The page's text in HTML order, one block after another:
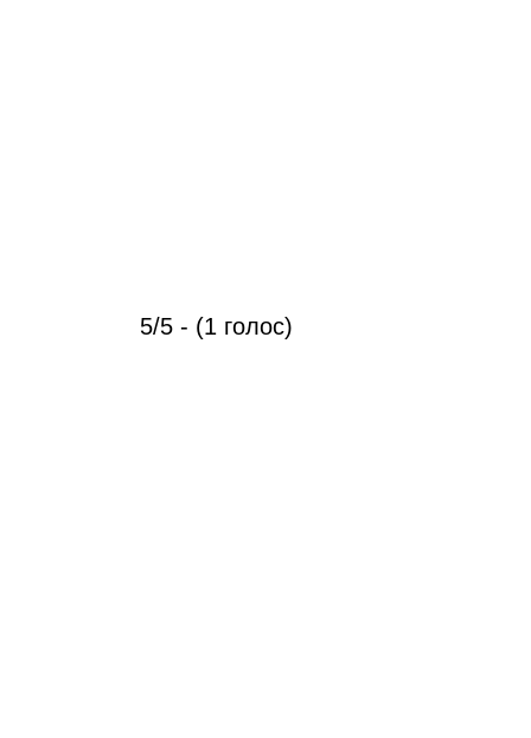
5/5 - (1 голос)